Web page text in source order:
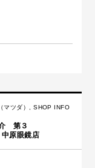
マツダ） ,SHOP INFO
第３
原眼鏡店